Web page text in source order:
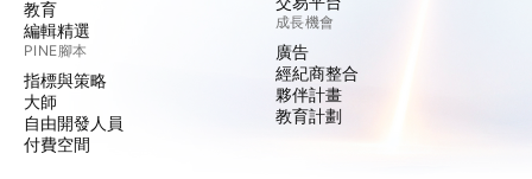
教育
編輯精選
PINE腳本
指標與策略
大師
自由開發人員
付費空間
成長機會
廣告
經紀商整合
夥伴計畫
教育計劃